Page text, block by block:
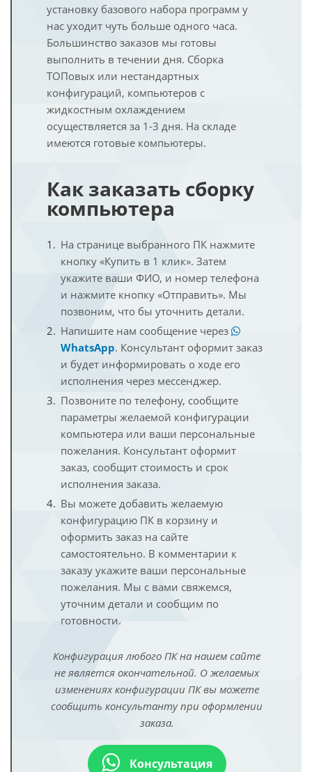
установку базового набора программ у
нас уходит чуть больше одного часа.
Большинство заказов мы готовы
выполнить в течении дня. Сборка
ТОПовых или нестандартных
конфигураций, компьютеров с
жидкостным охлаждением
осуществляется за 1-3 дня. На складе
имеются готовые компьютеры.
Как заказать сборку
компьютера
На странице выбранного ПК нажмите
кнопку «Купить в 1 клик». Затем
укажите ваши ФИО, и номер телефона
и нажмите кнопку «Отправить». Мы
позвоним, что бы уточнить детали.
Напишите нам сообщение через
WhatsApp. Консультант оформит заказ
и будет информировать о ходе его
исполнения через мессенджер.
Позвоните по телефону, сообщите
параметры желаемой конфигурации
компьютера или ваши персональные
пожелания. Консультант оформит
заказ, сообщит стоимость и срок
исполнения заказа.
Вы можете добавить желаемую
конфигурацию ПК в корзину и
оформить заказ на сайте
самостоятельно. В комментарии к
заказу укажите ваши персональные
пожелания. Мы с вами свяжемся,
уточним детали и сообщим по
готовности.
Конфигурация любого ПК на нашем сайте
не является окончательной. О желаемых
изменениях конфигурации ПК вы можете
сообщить консультанту при оформлении
заказа.
Консультация